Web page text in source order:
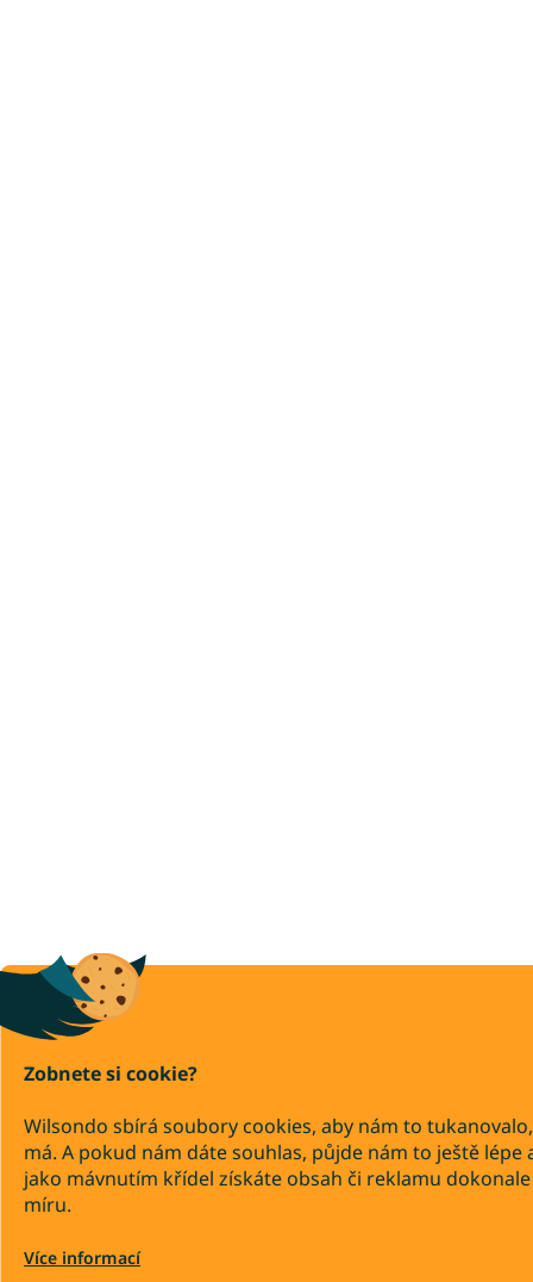
Zobnete si cookie?
Wilsondo sbírá soubory cookies, aby nám to
má. A pokud nám dáte souhlas, půjde nám to ještě lépe
jako mávnutím křídel získáte obsah či reklamu
míru.
Více informací